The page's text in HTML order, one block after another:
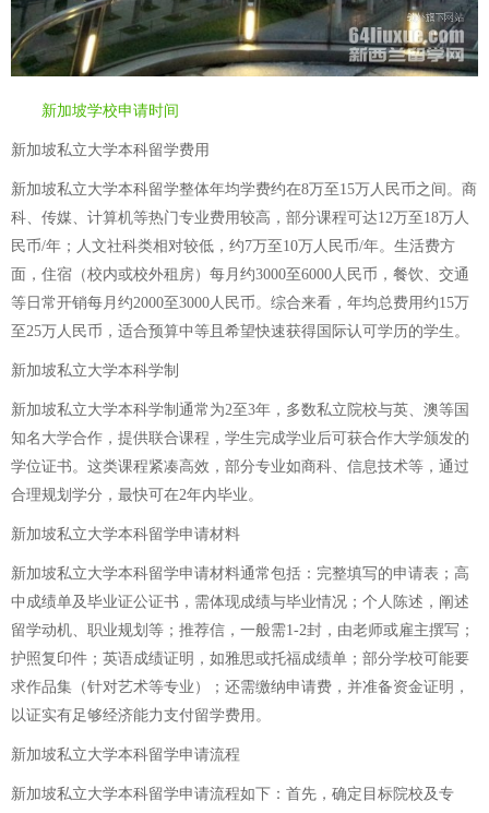
新加坡学校申请时间
新加坡私立大学本科留学费用
新加坡私立大学本科留学整体年均学费约在8万至15万人民币之间。商
科、传媒、计算机等热门专业费用较高，部分课程可达12万至18万人
民币/年；人文社科类相对较低，约7万至10万人民币/年。生活费方
面，住宿（校内或校外租房）每月约3000至6000人民币，餐饮、交通
等日常开销每月约2000至3000人民币。综合来看，年均总费用约15万
至25万人民币，适合预算中等且希望快速获得国际认可学历的学生。
新加坡私立大学本科学制
新加坡私立大学本科学制通常为2至3年，多数私立院校与英、澳等国
知名大学合作，提供联合课程，学生完成学业后可获合作大学颁发的
学位证书。这类课程紧凑高效，部分专业如商科、信息技术等，通过
合理规划学分，最快可在2年内毕业。
新加坡私立大学本科留学申请材料
新加坡私立大学本科留学申请材料通常包括：完整填写的申请表；高
中成绩单及毕业证公证书，需体现成绩与毕业情况；个人陈述，阐述
留学动机、职业规划等；推荐信，一般需1-2封，由老师或雇主撰写；
护照复印件；英语成绩证明，如雅思或托福成绩单；部分学校可能要
求作品集（针对艺术等专业）；还需缴纳申请费，并准备资金证明，
以证实有足够经济能力支付留学费用。
新加坡私立大学本科留学申请流程
新加坡私立大学本科留学申请流程如下：首先，确定目标院校及专